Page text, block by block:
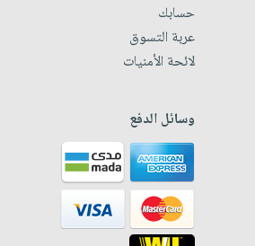
حسابك
عربة التسوق
لائحة الأمنيات
وسائل الدفع